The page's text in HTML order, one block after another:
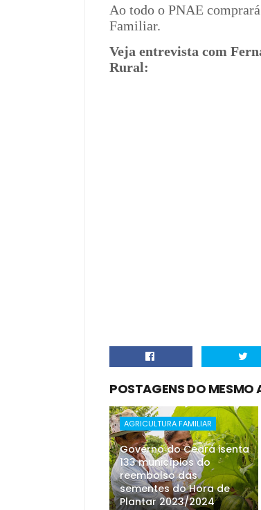
Ao todo o PNAE
Familiar.
Veja entrevista com
Rural:
POSTAGENS DO MESMO
AGRICULTURA FAMILIAR
Governo do Ceará isenta
133 municípios do
reembolso das
sementes do Hora de
Plantar 2023/2024